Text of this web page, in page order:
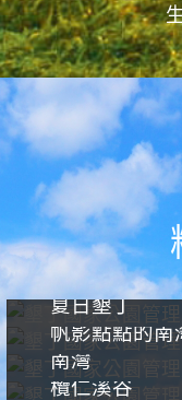
夏日墾丁
帆影點點的南
南灣
欖仁溪谷